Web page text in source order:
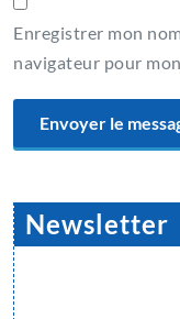
Enregistrer mon
navigateur pour
Newsletter